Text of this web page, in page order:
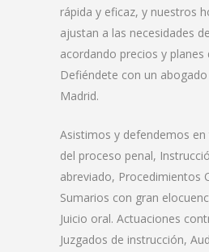
rápida y eficaz, y nuestros
ajustan a las necesidades
acordando precios y planes
Defiéndete con un
Madrid.
Asistimos y defendemos
del proceso penal,
abreviado, Procedimientos
Sumarios con gran
Juicio oral. Actuaciones
Juzgados de instrucción,